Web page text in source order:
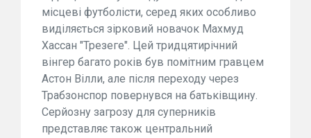
місцеві футболісти, серед яких особливо
виділяється зірковий новачок Махмуд
Хассан "Трезеге". Цей тридцятирічний
вінгер багато років був помітним гравцем
Астон Вілли, але після переходу через
Трабзонспор повернувся на батьківщину.
Серйозну загрозу для суперників
представляє також центральний